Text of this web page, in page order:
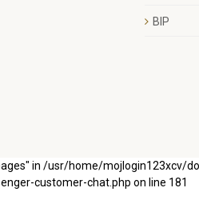
BIP
in /usr/home/
customer-chat.php on line 181